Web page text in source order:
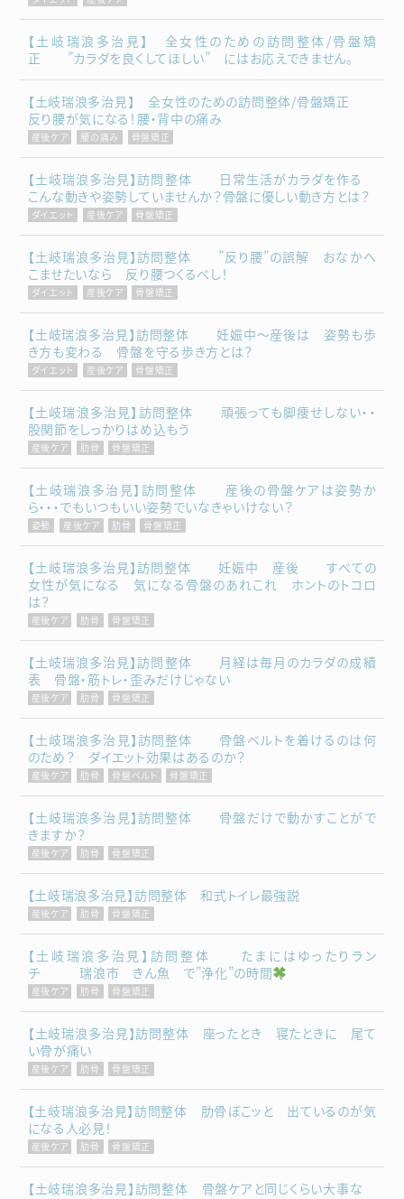
【土岐瑞浪多治見】 全女性のための訪問整体/骨盤矯
正 ”カラダを良くしてほしい” にはお応えできません。
【土岐瑞浪多治見】 全女性のための訪問整体/骨盤矯正
反り腰が気になる！腰・背中の痛み
産後ケア 腰の痛み 骨盤矯正
【土岐瑞浪多治見】訪問整体 日常生活がカラダを作る
こんな動きや姿勢していませんか？骨盤に優しい動き方とは？
ダイエット 産後ケア 骨盤矯正
【土岐瑞浪多治見】訪問整体 ”反り腰”の誤解 おなかへ
こませたいなら 反り腰つくるべし！
ダイエット 産後ケア 骨盤矯正
【土岐瑞浪多治見】訪問整体 妊娠中～産後は 姿勢も歩
き方も変わる 骨盤を守る歩き方とは？
ダイエット 産後ケア 骨盤矯正
【土岐瑞浪多治見】訪問整体 頑張っても脚痩せしない・・
股関節をしっかりはめ込もう
産後ケア 肋骨 骨盤矯正
【土岐瑞浪多治見】訪問整体 産後の骨盤ケアは姿勢か
ら・・・でもいつもいい姿勢でいなきゃいけない？
姿勢 産後ケア 肋骨 骨盤矯正
【土岐瑞浪多治見】訪問整体 妊娠中 産後 すべての
女性が気になる 気になる骨盤のあれこれ ホントのトコロ
は？
産後ケア 肋骨 骨盤矯正
【土岐瑞浪多治見】訪問整体 月経は毎月のカラダの成績
表 骨盤・筋トレ・歪みだけじゃない
産後ケア 肋骨 骨盤矯正
【土岐瑞浪多治見】訪問整体 骨盤ベルトを着けるのは何
のため？ ダイエット効果はあるのか？
産後ケア 肋骨 骨盤ベルト 骨盤矯正
【土岐瑞浪多治見】訪問整体 骨盤だけで動かすことがで
きますか？
産後ケア 肋骨 骨盤矯正
【土岐瑞浪多治見】訪問整体 和式トイレ最強説
産後ケア 肋骨 骨盤矯正
【土岐瑞浪多治見】訪問整体 たまにはゆったりラン
チ 瑞浪市 きん魚 で”浄化”の時間
産後ケア 肋骨 骨盤矯正
【土岐瑞浪多治見】訪問整体 座ったとき 寝たときに 尾て
い骨が痛い
産後ケア 肋骨 骨盤矯正
【土岐瑞浪多治見】訪問整体 肋骨ぼこッと 出ているのが気
になる人必見！
産後ケア 肋骨 骨盤矯正
【土岐瑞浪多治見】訪問整体 骨盤ケアと同じくらい大事な